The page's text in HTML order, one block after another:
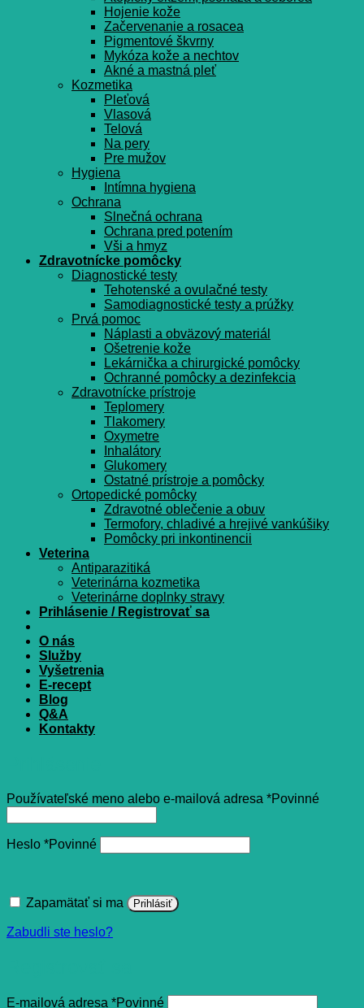
Hojenie kože
Začervenanie a rosacea
Pigmentové škvrny
Mykóza kože a nechtov
Akné a mastná pleť
Kozmetika
Pleťová
Vlasová
Telová
Na pery
Pre mužov
Hygiena
Intímna hygiena
Ochrana
Slnečná ochrana
Ochrana pred potením
Vši a hmyz
Zdravotnícke pomôcky
Diagnostické testy
Tehotenské a ovulačné testy
Samodiagnostické testy a prúžky
Prvá pomoc
Náplasti a obväzový materiál
Ošetrenie kože
Lekárnička a chirurgické pomôcky
Ochranné pomôcky a dezinfekcia
Zdravotnícke prístroje
Teplomery
Tlakomery
Oxymetre
Inhalátory
Glukomery
Ostatné prístroje a pomôcky
Ortopedické pomôcky
Zdravotné oblečenie a obuv
Termofory, chladivé a hrejivé vankúšiky
Pomôcky pri inkontinencii
Veterina
Antiparazitiká
Veterinárna kozmetika
Veterinárne doplnky stravy
Prihlásenie / Registrovať sa
O nás
Služby
Vyšetrenia
E-recept
Blog
Q&A
Kontakty
Používateľské meno alebo e-mailová adresa *Povinné
Heslo *Povinné
Zapamätať si ma Prihlásiť
Zabudli ste heslo?
E-mailová adresa *Povinné